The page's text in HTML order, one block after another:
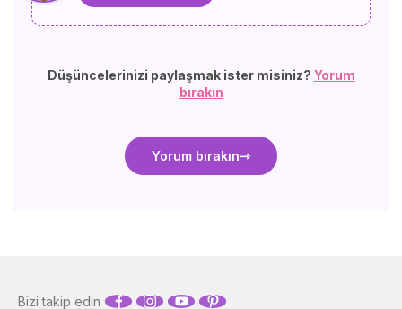
Düşüncelerinizi paylaşmak ister misiniz? Yorum
bırakın
Yorum bırakın
Bizi takip edin